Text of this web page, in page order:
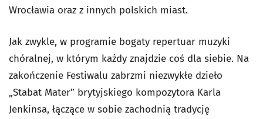
Wrocławia oraz z innych polskich miast.
Jak zwykle, w programie bogaty repertuar muzyki
chóralnej, w którym każdy znajdzie coś dla siebie. Na
zakończenie Festiwalu zabrzmi niezwykłe dzieło
„Stabat Mater” brytyjskiego kompozytora Karla
Jenkinsa, łączące w sobie zachodnią tradycję